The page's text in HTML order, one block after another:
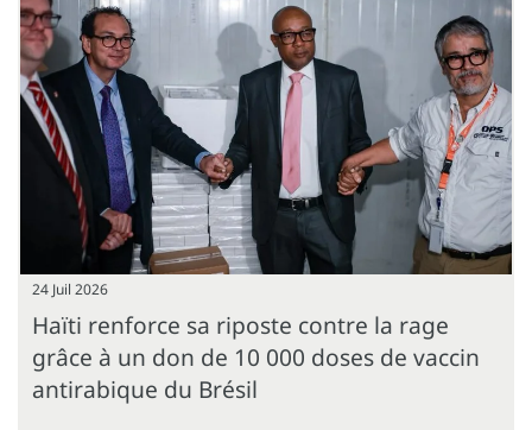
24 Juil 2026
Haïti renforce sa riposte contre la rage
grâce à un don de 10 000 doses de vaccin
antirabique du Brésil